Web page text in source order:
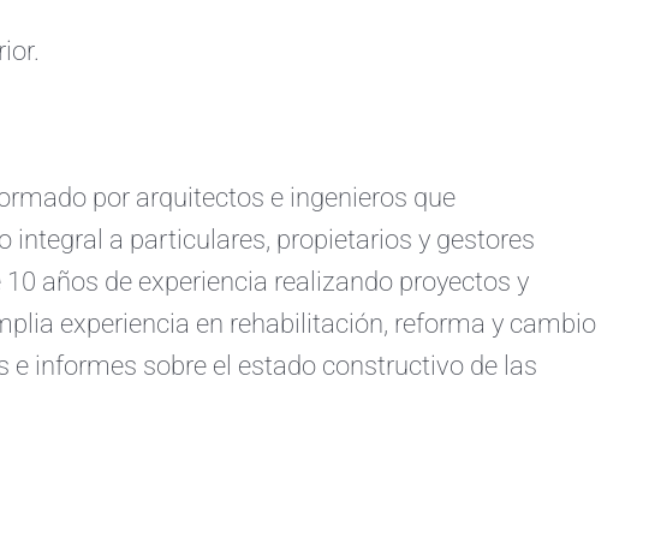
por arquitectos e ingenieros que
integral a particulares, propietarios y gestores
años de experiencia realizando proyectos y
experiencia en rehabilitación, reforma y cambio
informes sobre el estado constructivo de las